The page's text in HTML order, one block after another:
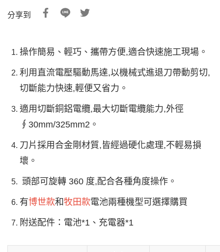
分享到
操作簡易、輕巧、攜帶方便,適合快速施工現場。
利用直流電壓驅動馬達,以機械式進退刀帶動剪切,
切斷能力快速,輕便又省力。
適用切斷銅鋁電纜,最大切斷電纜能力,外徑
∮30mm/325mm2。
刀片採用合金剛材質,皆經過硬化處理,不輕易損
壞。
頭部可旋轉 360 度,配合各種角度操作。
有博世款和牧田款電池兩種機型可選擇購買
附送配件：電池*1、充電器*1